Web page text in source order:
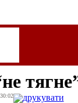
друкувати